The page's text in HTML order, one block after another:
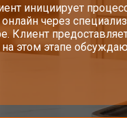
инициирует
через
Клиент
этом этапе